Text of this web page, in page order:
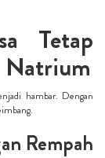
Tetap
Natrium
hambar. Dengan
Rempah